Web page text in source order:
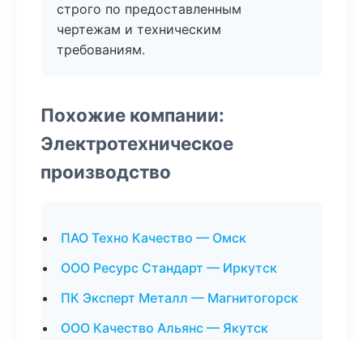
строго по предоставленным
чертежам и техническим
требованиям.
Похожие компании:
Электротехническое
производство
ПАО Техно Качество — Омск
ООО Ресурс Стандарт — Иркутск
ПК Эксперт Металл — Магнитогорск
ООО Качество Альянс — Якутск